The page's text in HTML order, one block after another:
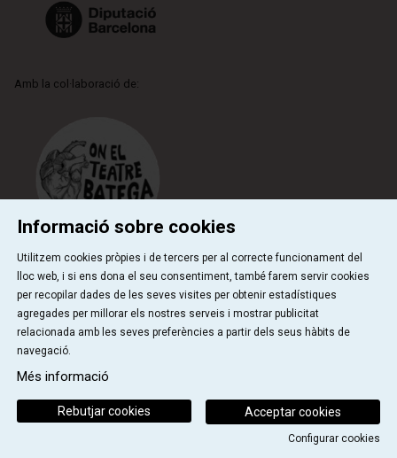
Amb la col·laboració de:
Qui som Contactar | Sitemap | Ús de Cookies
Avís Legal
Link a instagram
Link a youtube
Link a facebook
Informació sobre cookies
Utilitzem cookies pròpies i de tercers per al correcte funcionament del
lloc web, i si ens dona el seu consentiment, també farem servir cookies
per recopilar dades de les seves visites per obtenir estadístiques
agregades per millorar els nostres serveis i mostrar publicitat
relacionada amb les seves preferències a partir dels seus hàbits de
navegació.
Més informació
Acceptar cookies
Rebutjar cookies
Configurar cookies